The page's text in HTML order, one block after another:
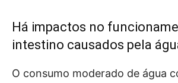
Há impactos no
intestino causados pela
O consumo moderado de água